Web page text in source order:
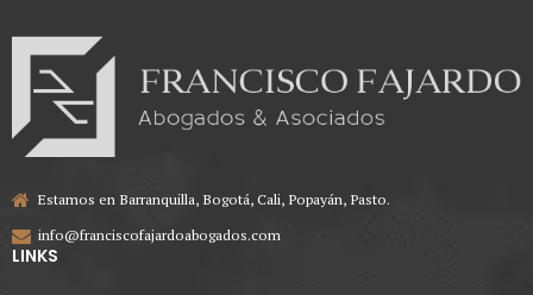
Estamos en Barranquilla, Bogotá, Cali, Popayán, Pasto.
info@franciscofajardoabogados.com
LINKS